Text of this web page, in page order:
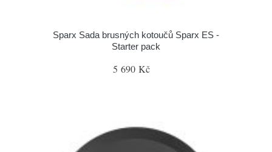
Sparx Sada brusných kotoučů Sparx ES -
Starter pack
5 690 Kč